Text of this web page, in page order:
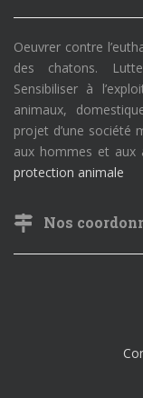
Oeuvrer contre
des chatons.
Sensibiliser à
animaux,
projet d’une société
aux hommes et aux
protection animale
Nos